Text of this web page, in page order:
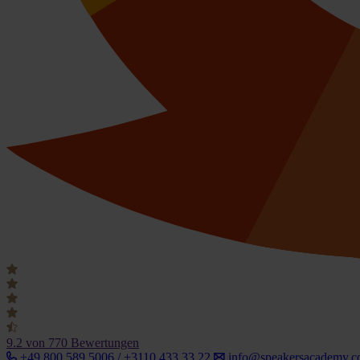
9.2 von 770 Bewertungen
+49 800 589 5006 / +3110 433 33 22